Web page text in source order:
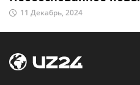
11 Декабрь, 2024